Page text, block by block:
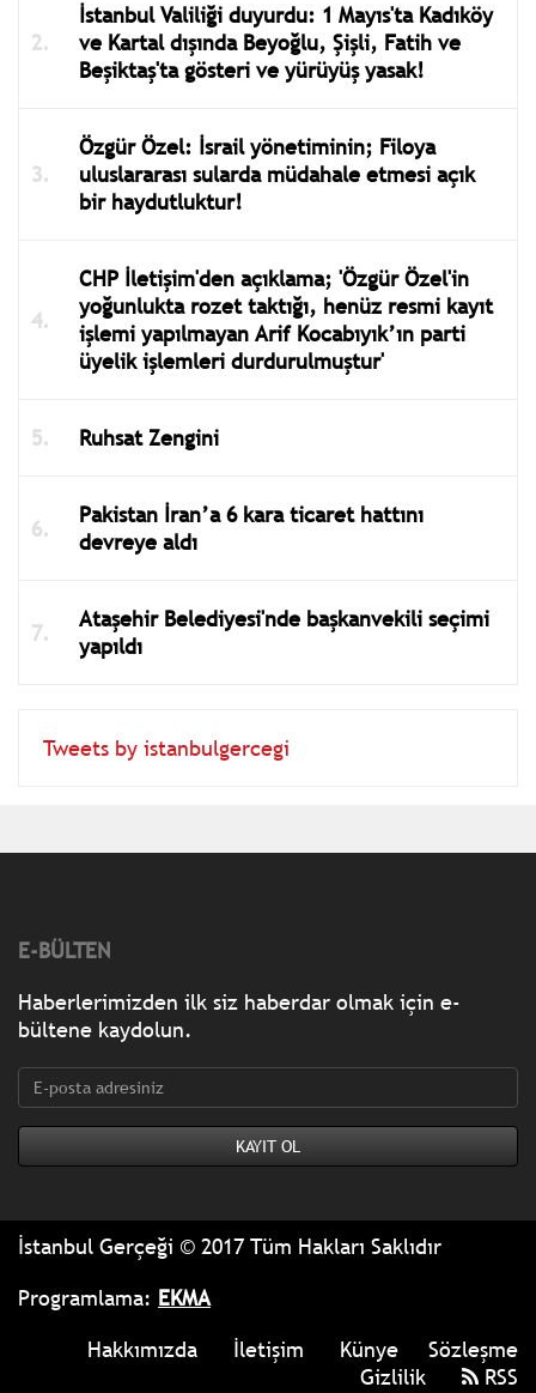
İstanbul Valiliği duyurdu: 1 Mayıs'ta Kadıköy
ve Kartal dışında Beyoğlu, Şişli, Fatih ve
Beşiktaş'ta gösteri ve yürüyüş yasak!
Özgür Özel: İsrail yönetiminin; Filoya
uluslararası sularda müdahale etmesi açık
bir haydutluktur!
CHP İletişim'den açıklama; 'Özgür Özel'in
yoğunlukta rozet taktığı, henüz resmi kayıt
işlemi yapılmayan Arif Kocabıyık’ın parti
üyelik işlemleri durdurulmuştur'
Ruhsat Zengini
Pakistan İran’a 6 kara ticaret hattını
devreye aldı
Ataşehir Belediyesi'nde başkanvekili seçimi
yapıldı
Tweets by istanbulgercegi
E-BÜLTEN
Haberlerimizden ilk siz haberdar olmak için e-
bültene kaydolun.
İstanbul Gerçeği © 2017 Tüm Hakları Saklıdır
Programlama: EKMA
Hakkımızda
İletişim Künye
Sözleşme
Gizlilik
RSS